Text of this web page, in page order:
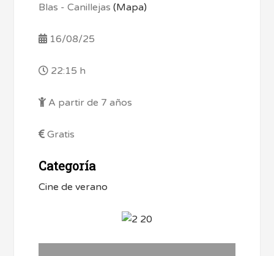
Blas - Canillejas(Mapa)
16/08/25
22:15 h
A partir de 7 años
Gratis
Categoría
Cine de verano